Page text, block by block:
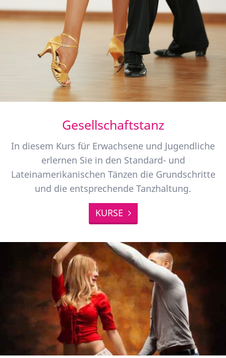
Gesellschaftstanz
In diesem Kurs für Erwachsene und Jugendliche
erlernen Sie in den Standard- und
Lateinamerikanischen Tänzen die Grundschritte
und die entsprechende Tanzhaltung.
KURSE